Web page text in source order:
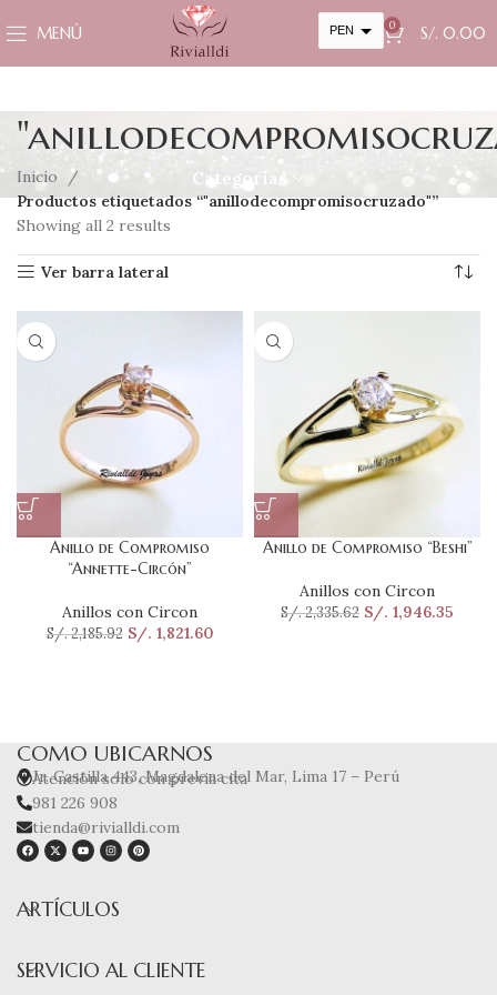
MENÚ PEN
USD
0 S/. 0.00
Categorías
Inicio
Productos etiquetados “"anillodecompromisocruzado"”
Showing all 2 results
Ver barra lateral
Anillo de Compromiso
“Annette-Circón”
Anillos con Circon
S/.2,185.92 S/. 1,821.60
Anillo de Compromiso “Beshi”
Anillos con Circon
S/.2,335.62 S/. 1,946.35
COMO UBICARNOS
Jr. Castilla 443, Magdalena del Mar, Lima 17 – Perú
Atención solo con previa cita
981 226 908
tienda@rivialldi.com
ARTÍCULOS
SERVICIO AL CLIENTE